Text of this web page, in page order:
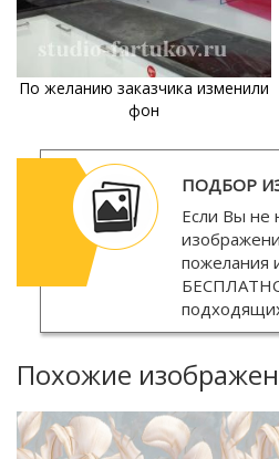
По желанию заказчика изменили
фон
ПОДБОР
Если Вы не
пожелания
Похожие